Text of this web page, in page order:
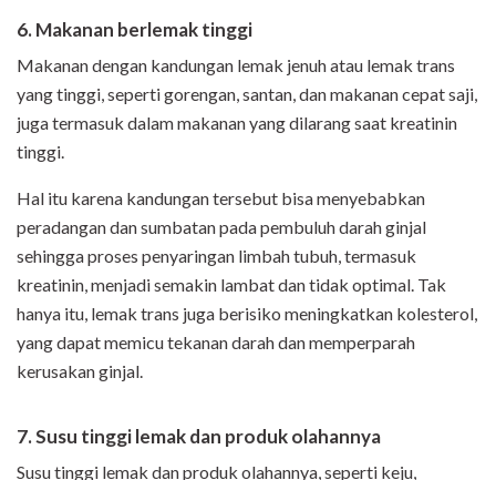
6. Makanan berlemak tinggi
Makanan dengan kandungan lemak jenuh atau lemak trans
yang tinggi, seperti gorengan, santan, dan makanan cepat saji,
juga termasuk dalam makanan yang dilarang saat kreatinin
tinggi.
Hal itu karena kandungan tersebut bisa menyebabkan
peradangan dan sumbatan pada pembuluh darah ginjal
sehingga proses penyaringan limbah tubuh, termasuk
kreatinin, menjadi semakin lambat dan tidak optimal. Tak
hanya itu, lemak trans juga berisiko meningkatkan kolesterol,
yang dapat memicu tekanan darah dan memperparah
kerusakan ginjal.
7. Susu tinggi lemak dan produk olahannya
Susu tinggi lemak dan produk olahannya, seperti keju,